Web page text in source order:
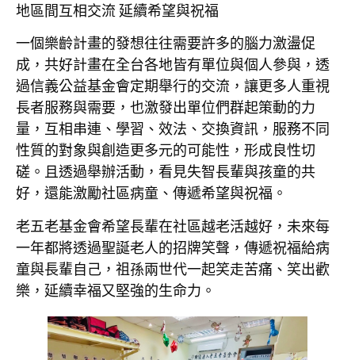
地區間互相交流 延續希望與祝福
一個樂齡計畫的發想往往需要許多的腦力激盪促
成，共好計畫在全台各地皆有單位與個人參與，透
過信義公益基金會定期舉行的交流，讓更多人重視
長者服務與需要，也激發出單位們群起策動的力
量，互相串連、學習、效法、交換資訊，服務不同
性質的對象與創造更多元的可能性，形成良性切
磋。且透過舉辦活動，看見失智長輩與孩童的共
好，還能激勵社區病童、傳遞希望與祝福。
老五老基金會希望長輩在社區越老活越好，未來每
一年都將透過聖誕老人的招牌笑聲，傳遞祝福給病
童與長輩自己，祖孫兩世代一起笑走苦痛、笑出歡
樂，延續幸福又堅強的生命力。